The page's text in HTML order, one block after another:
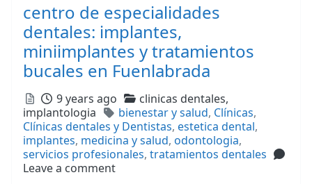
centro de especialidades
dentales: implantes,
miniimplantes y tratamientos
bucales en Fuenlabrada
Posted
9 years ago Categories
clinicas dentales,
implantologia
Tags
bienestar y salud, Clínicas,
Clínicas dentales y Dentistas, estetica dental,
implantes, medicina y salud, odontologia,
servicios profesionales, tratamientos dentales
Leave a comment